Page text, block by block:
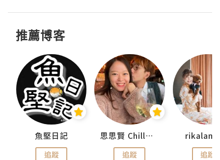
推薦博客
魚堅日記
追蹤
思思賢 ChillMyBabe
追蹤 追蹤